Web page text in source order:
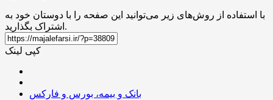
با استفاده از روش‌های زیر می‌توانید این صفحه را با دوستان خود به
اشتراک بگذارید.
کپی لینک
بانک و بیمه، بورس و فارکس